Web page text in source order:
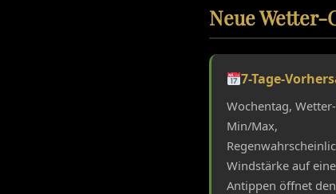
Neue
7-Tage-
Wochentag,
Min/Max,
Windstärke auf
Antippen öffnet